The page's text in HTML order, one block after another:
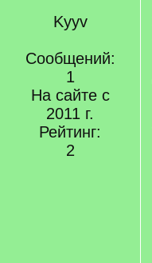
Kyyv
Сообщений:
1
На сайте с
2011 г.
Рейтинг:
2